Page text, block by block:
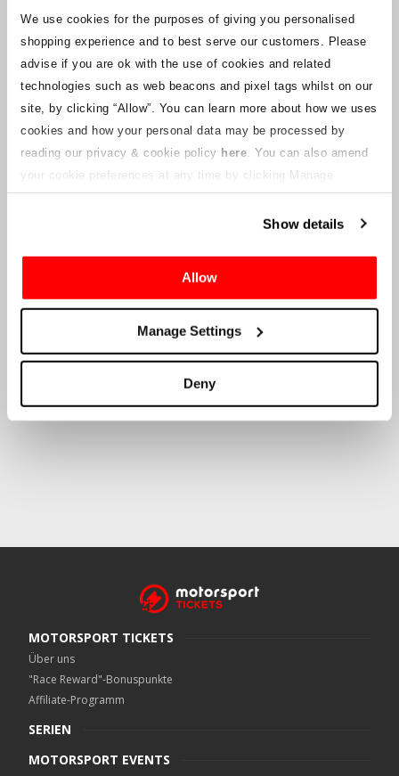
We use cookies for the purposes of giving you personalised
shopping experience and to best serve our customers. Please
advise if you are ok with the use of cookies and related
technologies such as web beacons and pixel tags whilst on our
site, by clicking “Allow”. You can learn more about how we uses
cookies and how your personal data may be processed by
reading our privacy & cookie policy here . You can also amend
your cookie preferences at any time by clicking Manage
Cookies in the footer of this site.
Show details
Allow
Manage Settings
Deny
Sollte sich der Status einzelner Buchungen ändern, wurden
Vorkehrungen getroffen, um Sie so schnell wie möglich zu
benachrichtigen. Zusätzliche Hinweise für Ticketinhaber werden auf
dieser Webseite veröffentlicht, sobald Informationen verfügbar
sind. Wir werden denjenigen mit gültigen Tickets auch eine neue E-
Mail-Adresse für den Kundenservice zur Verfügung stellen, die von
einem verbundenen Unternehmen verwaltet wird. Crowe U.K. LLP
kann keine Fragen zum Ticketvorgang und zum Zeitpunkt der
Liquidation zur Verfügung stellen, einschließlich Unterlagen
darüber, wie Sie eine Forderung gegen das Unternehmen geltend
machen können.
kann kontaktiert werden unter
motorsport.tickets@crowe.co.uk
MOTORSPORT TICKETS
Über uns
"Race Reward"-Bonuspunkte
Affiliate-Programm
SERIEN
MOTORSPORT EVENTS